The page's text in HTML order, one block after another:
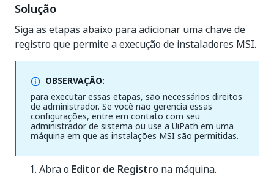
Solução
Siga as etapas abaixo para adicionar uma chave de
registro que permite a execução de instaladores MSI.
OBSERVAÇÃO:
para executar essas etapas, são necessários direitos
de administrador. Se você não gerencia essas
configurações, entre em contato com seu
administrador de sistema ou use a UiPath em uma
máquina em que as instalações MSI são permitidas.
Abra o Editor de Registro na máquina.